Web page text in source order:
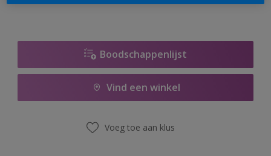
Boodschappenlijst
Vind een winkel
Voeg toe aan klus